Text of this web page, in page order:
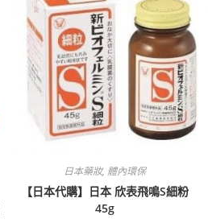
日本藥妝, 體內環保
【日本代購】日本 欣表飛鳴S細粉
45g